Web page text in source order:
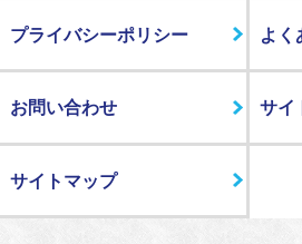
プライバシーポリシー よく
お問い合わせ サイ
サイトマップ